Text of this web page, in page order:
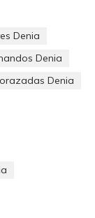
los coches,
Denia
Denia
Denia